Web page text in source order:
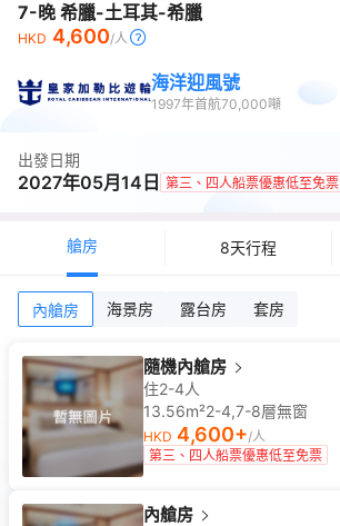
7-晚 希臘-土耳其-希臘
HKD 4,600/人
海洋迎風號
1997年首航70,000噸
出發日期
2027年05月14日 第三、四人船票優惠低至免票
艙房 8天行程
內艙房 海景房 露台房 套房
隨機內艙房
住2-4人
13.56m²2-4,7-8層無窗
HKD 4,600+/人
第三、四人船票優惠低至免票
內艙房